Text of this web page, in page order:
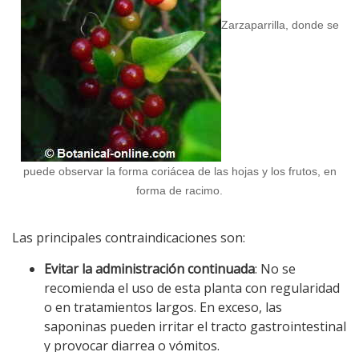
Zarzaparrilla, donde se
puede observar la forma coriácea de las hojas y los frutos, en
forma de racimo.
Las principales contraindicaciones son:
Evitar la administración continuada: No se
recomienda el uso de esta planta con regularidad
o en tratamientos largos. En exceso, las
saponinas pueden irritar el tracto gastrointestinal
y provocar diarrea o vómitos.